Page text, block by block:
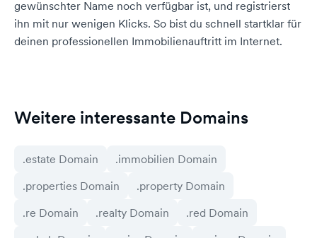
gewünschter Name noch verfügbar ist, und registrierst
ihn mit nur wenigen Klicks. So bist du schnell startklar für
deinen professionellen Immobilienauftritt im Internet.
Weitere interessante Domains
.estate Domain
.immobilien Domain
.properties Domain
.property Domain
.re Domain
.realty Domain
.red Domain